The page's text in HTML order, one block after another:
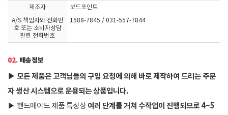
제조자
보드포인트
A/S 책임자와 전화번
호 또는 소비자상담
관련 전화번호
1588-7845 / 031-557-7844
02. 배송정보
▶ 모든 제품은 고객님들의 구입 요청에 의해 바로 제작하여 드리는 주문
자 생산 시스템으로 운용되는 상품입니다.
▶ 핸드메이드 제품 특성상 여러 단계를 거쳐 수작업이 진행되므로 4~5